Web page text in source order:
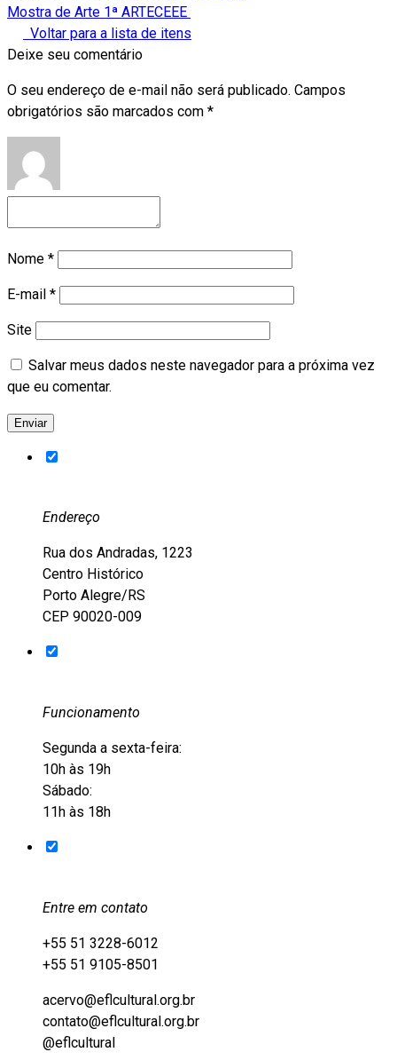
Mostra de Arte 1ª ARTECEEE
Voltar para a lista de itens
Deixe seu comentário
O seu endereço de e-mail não será publicado. Campos
obrigatórios são marcados com *
Nome *
E-mail *
Site
Salvar meus dados neste navegador para a próxima vez
que eu comentar.
Endereço
Rua dos Andradas, 1223
Centro Histórico
Porto Alegre/RS
CEP 90020-009
Funcionamento
Segunda a sexta-feira:
10h às 19h
Sábado:
11h às 18h
Entre em contato
+55 51 3228-6012
+55 51 9105-8501
acervo@eflcultural.org.br
contato@eflcultural.org.br
@eflcultural